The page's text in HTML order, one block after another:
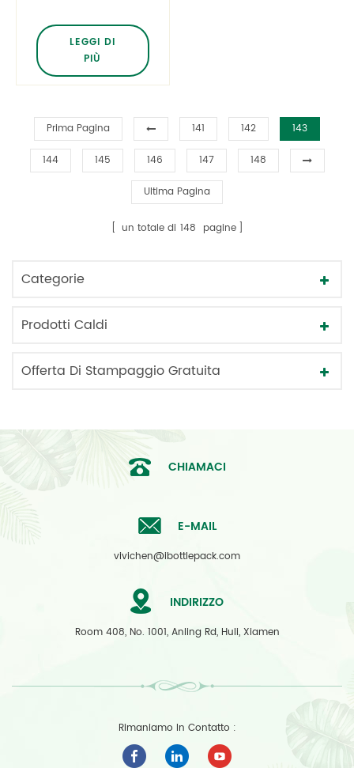
pet
LEGGI DI
PIÙ
Prima Pagina 141 142 143
144 145 146 147 148
Ultima Pagina
un totale di 148 pagine
Categorie
Prodotti Caldi
Offerta Di Stampaggio Gratuita
CHIAMACI
E-MAIL
vivichen@ibottlepack.com
INDIRIZZO
Room 408, No. 1001, Anling Rd, Huli, Xiamen
Rimaniamo In Contatto :